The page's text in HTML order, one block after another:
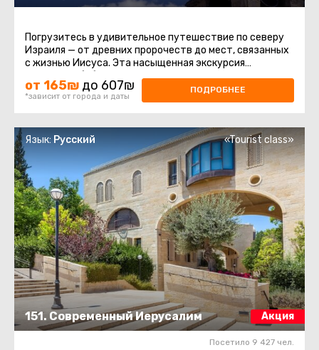
Погрузитесь в удивительное путешествие по северу
Израиля — от древних пророчеств до мест, связанных
с жизнью Иисуса. Эта насыщенная экскурсия
соединяет библейскую ...
от 165₪ до 607₪
*зависит от города и даты
ПОДРОБНЕЕ
151. Современный Иерусалим Акция
Язык: Русский «Tourist class»
Посетило 9 427 чел.